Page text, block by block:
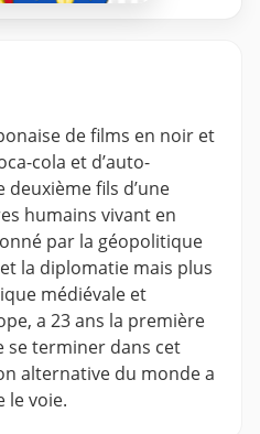
de films en noir et
cola et d’auto-
fils d’une
humains vivant en
par la géopolitique
la diplomatie mais plus
médiévale et
a 23 ans la première
se terminer dans cet
alternative du monde a
le voie.